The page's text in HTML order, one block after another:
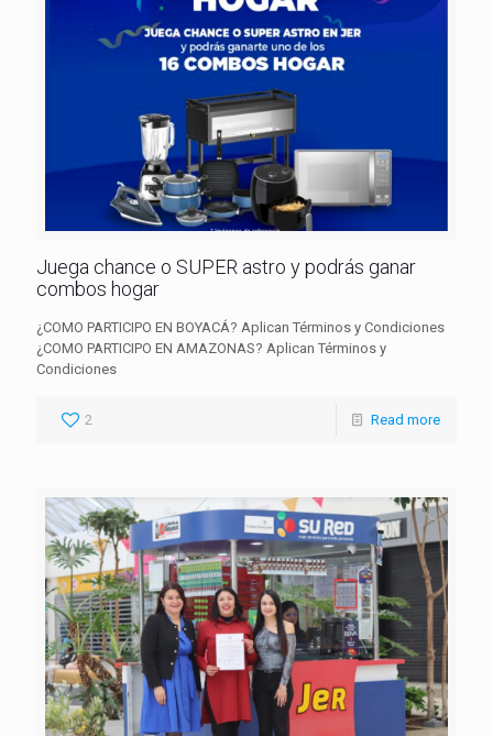
Juega chance o SUPER astro y podrás ganar
combos hogar
¿COMO PARTICIPO EN BOYACÁ? Aplican Términos y Condiciones
¿COMO PARTICIPO EN AMAZONAS? Aplican Términos y
Condiciones
2 Read more